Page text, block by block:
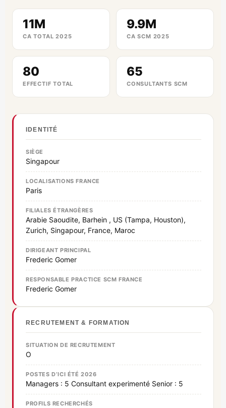
11M
CA TOTAL 2025
9.9M
CA SCM 2025
80
EFFECTIF TOTAL
65
CONSULTANTS SCM
IDENTITÉ
SIÈGE
Singapour
LOCALISATIONS FRANCE
Paris
FILIALES ÉTRANGÈRES
Arabie Saoudite, Barhein , US (Tampa, Houston),
Zurich, Singapour, France, Maroc
DIRIGEANT PRINCIPAL
Frederic Gomer
RESPONSABLE PRACTICE SCM FRANCE
Frederic Gomer
RECRUTEMENT & FORMATION
SITUATION DE RECRUTEMENT
O
POSTES D’ICI ÉTÉ 2026
Managers : 5 Consultant experimenté Senior : 5
PROFILS RECHERCHÉS